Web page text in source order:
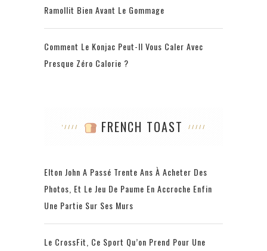
Ramollit Bien Avant Le Gommage
Comment Le Konjac Peut-Il Vous Caler Avec
Presque Zéro Calorie ?
FRENCH TOAST
Elton John A Passé Trente Ans À Acheter Des
Photos, Et Le Jeu De Paume En Accroche Enfin
Une Partie Sur Ses Murs
Le CrossFit, Ce Sport Qu’on Prend Pour Une